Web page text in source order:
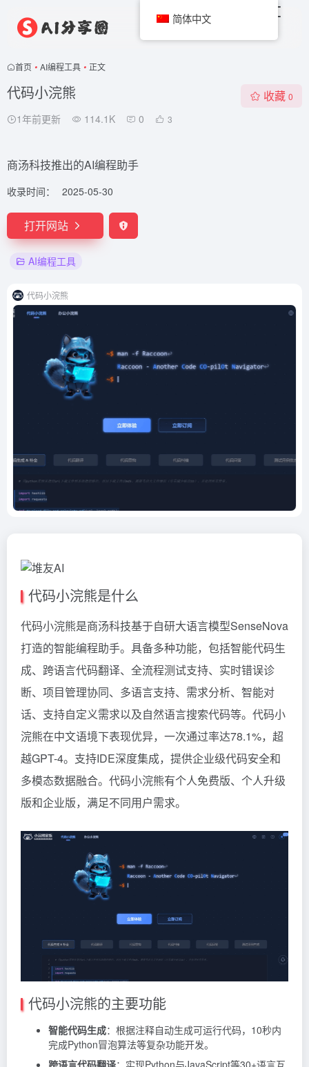
首页 • AI编程工具 • 正文
代码小浣熊
1年前更新 114.1K 0 3
收藏 0
商汤科技推出的AI编程助手
收录时间： 2025-05-30
打开网站
AI编程工具
代码小浣熊
代码小浣熊是什么
代码小浣熊是商汤科技基于自研大语言模型SenseNova
打造的智能编程助手。具备多种功能，包括智能代码生
成、跨语言代码翻译、全流程测试支持、实时错误诊
断、项目管理协同、多语言支持、需求分析、智能对
话、支持自定义需求以及自然语言搜索代码等。代码小
浣熊在中文语境下表现优异，一次通过率达78.1%，超
越GPT-4。支持IDE深度集成，提供企业级代码安全和
多模态数据融合。代码小浣熊有个人免费版、个人升级
版和企业版，满足不同用户需求。
代码小浣熊的主要功能
智能代码生成：根据注释自动生成可运行代码，10秒内
完成Python冒泡算法等复杂功能开发。
简体中文